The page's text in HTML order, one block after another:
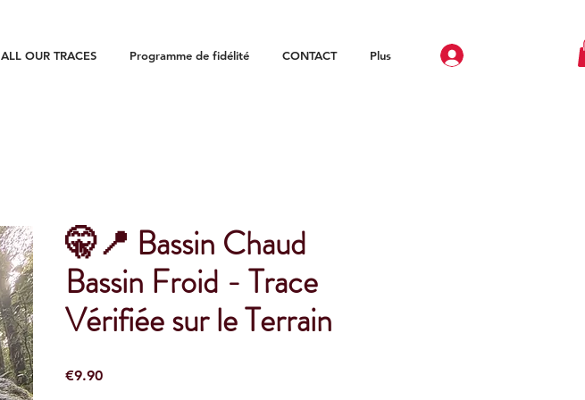
ALL OUR TRACES Programme de fidélité CONTACT Plus
🤫📍 Bassin Chaud
Bassin Froid - Trace
Vérifiée sur le Terrain
€9.90Price